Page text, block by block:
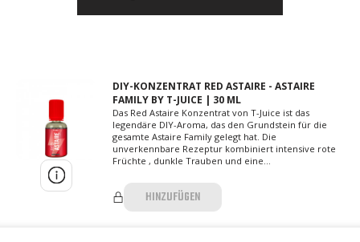
DIY-KONZENTRAT RED ASTAIRE - ASTAIRE
FAMILY BY T-JUICE | 30 ML
Das Red Astaire Konzentrat von T-Juice ist das
legendäre DIY-Aroma, das den Grundstein für die
gesamte Astaire Family gelegt hat. Die
unverkennbare Rezeptur kombiniert intensive rote
Früchte , dunkle Trauben und eine...
HINZUFÜGEN